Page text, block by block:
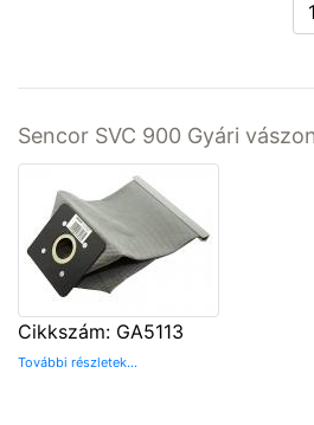
Sencor SVC 900 Gyári
Cikkszám: GA5113
További részletek...